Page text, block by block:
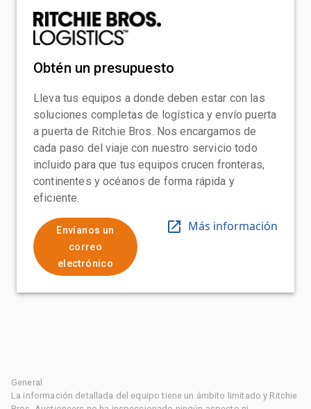
Obtén un presupuesto
Lleva tus equipos a donde deben estar con las
soluciones completas de logística y envío puerta
a puerta de Ritchie Bros. Nos encargamos de
cada paso del viaje con nuestro servicio todo
incluido para que tus equipos crucen fronteras,
continentes y océanos de forma rápida y
eficiente.
Envíanos un
correo
electrónico
Más información
General
La información detallada del equipo tiene un ámbito limitado y Ritchie